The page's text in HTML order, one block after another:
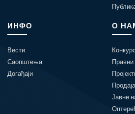
ИНФО
Вести
Саопштења
Догађаји
О
Правни
Јавне